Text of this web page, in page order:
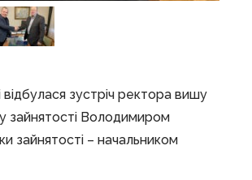
зустріч ректора вишу
зайнятості Володимиром
зайнятості – начальником